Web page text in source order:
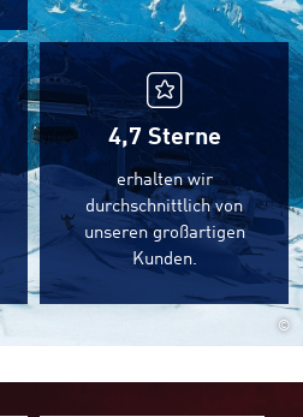
4,7 Sterne
erhalten wir
durchschnittlich von
unseren großartigen
Kunden.
©